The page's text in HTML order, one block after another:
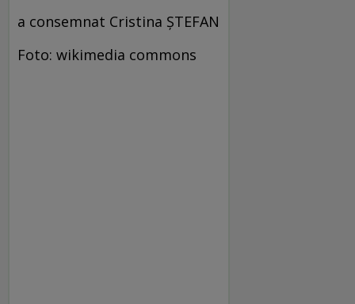
a consemnat Cristina ȘTEFAN
Foto: wikimedia commons